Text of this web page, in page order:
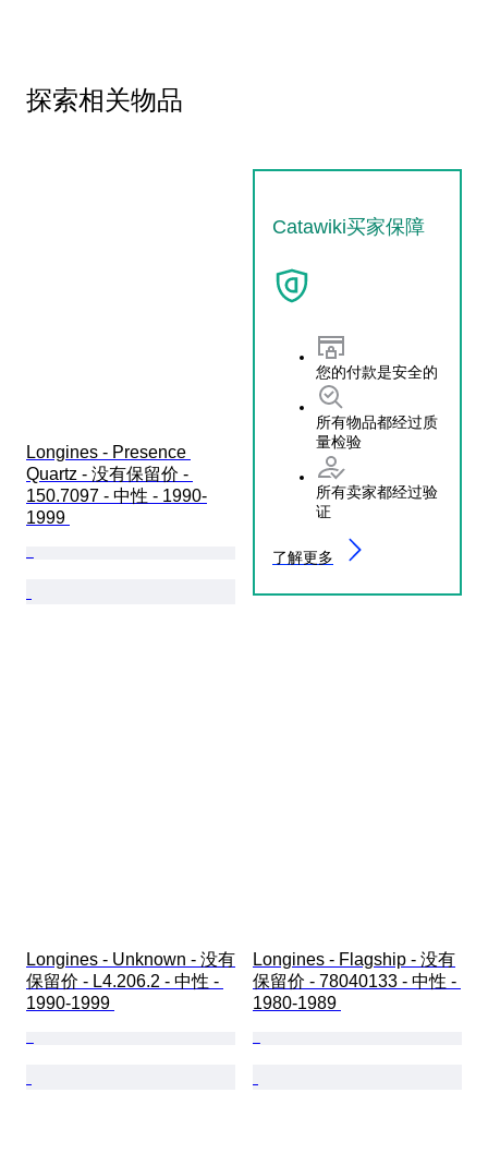
探索相关物品
Catawiki买家保障
您的付款是安全的
所有物品都经过质
量检验
所有卖家都经过验
证
了解更多
Longines - Presence
Quartz - 没有保留价 -
150.7097 - 中性 - 1990-
1999
Longines - Unknown - 没有
保留价 - L4.206.2 - 中性 -
1990-1999
Longines - Flagship - 没有
保留价 - 78040133 - 中性 -
1980-1989